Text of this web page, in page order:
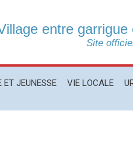
entre garrigue
Site
ET JEUNESSE VIE LOCALE
VIE LOCALE